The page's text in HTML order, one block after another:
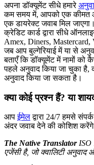
अपना डॉक्यूमेंट सीधे हमारे
कम समय में, आपको एक कीमत
एक डायरेक्ट जवाब मिल
क्रेडिट कार्ड द्वारा सीधे
Amex, Diners, Mastercard,
जब आप बुल्गेरियाई में या से
बताएँ कि डॉक्यूमेंट में नामों को
पहले अनुवाद किया जा चुका है,
अनुवाद किया जा सकता है।
क्या कोई प्रश्न हैं? या
आपईमेलद्वारा 24/7 हमसे
अंदर जवाब देने की कोशिश
The Native TranslatorISO
एजेंसी है, जो क्वालिटी अनुवाद